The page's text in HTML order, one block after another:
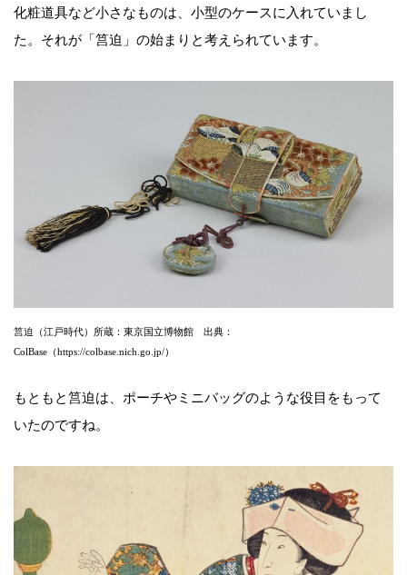
化粧道具など小さなものは、小型のケースに入れていまし
た。それが「筥迫」の始まりと考えられています。
筥迫（江戸時代）所蔵：東京国立博物館 出典：
ColBase（https://colbase.nich.go.jp/）
もともと筥迫は、ポーチやミニバッグのような役目をもって
いたのですね。